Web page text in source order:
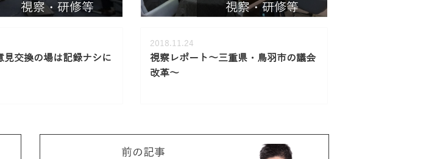
視察・研修等
見交換の場は記録ナシに
視察・研修等
2018.11.24
視察レポート～三重県・鳥羽市の議会
改革～
前の記事